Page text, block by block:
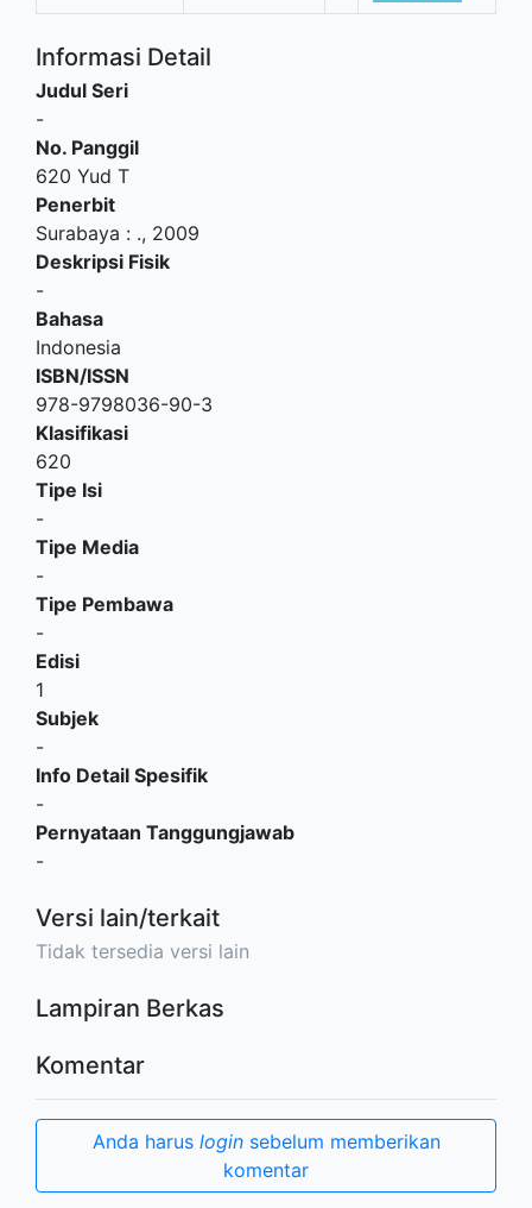
Informasi Detail
Judul Seri
-
No. Panggil
620 Yud T
Penerbit
Surabaya : ., 2009
Deskripsi Fisik
-
Bahasa
Indonesia
ISBN/ISSN
978-9798036-90-3
Klasifikasi
620
Tipe Isi
-
Tipe Media
-
Tipe Pembawa
-
Edisi
1
Subjek
-
Info Detail Spesifik
-
Pernyataan Tanggungjawab
-
Versi lain/terkait
Tidak tersedia versi lain
Lampiran Berkas
Komentar
Anda harus loginsebelum memberikan
komentar